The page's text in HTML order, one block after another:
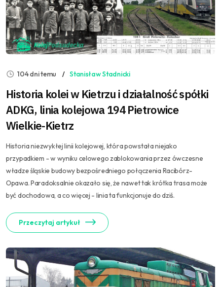
104 dni temu Stanisław Stadnicki
Historia kolei w Kietrzu i działalność spółki
ADKG, linia kolejowa 194 Pietrowice
Wielkie-Kietrz
Historia niezwykłej linii kolejowej, która powstała niejako
przypadkiem - w wyniku celowego zablokowania przez ówczesne
władze śląskie budowy bezpośredniego połączenia Racibórz-
Opawa. Paradoksalnie okazało się, że nawet tak krótka trasa może
być dochodowa, a co więcej - linia ta funkcjonuje do dziś.
Przeczytaj artykuł